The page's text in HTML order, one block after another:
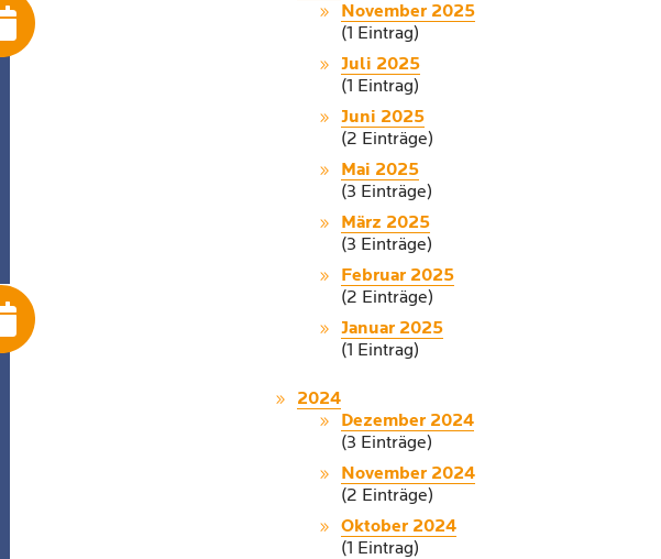
November 2025
(1 Eintrag)
Juli 2025
(1 Eintrag)
Juni 2025
(2 Einträge)
Mai 2025
(3 Einträge)
März 2025
(3 Einträge)
Februar 2025
(2 Einträge)
Januar 2025
(1 Eintrag)
2024
Dezember 2024
(3 Einträge)
November 2024
(2 Einträge)
Oktober 2024
(1 Eintrag)